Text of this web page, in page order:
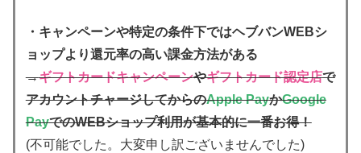
・キャンペーンや特定の条件下ではヘブバンWEBシ
ョップより還元率の高い課金方法がある
→ギフトカードキャンペーンやギフトカード認定店で
アカウントチャージしてからのApple PayかGoogle
PayでのWEBショップ利用が基本的に一番お得！
(不可能でした。大変申し訳ございませんでした)